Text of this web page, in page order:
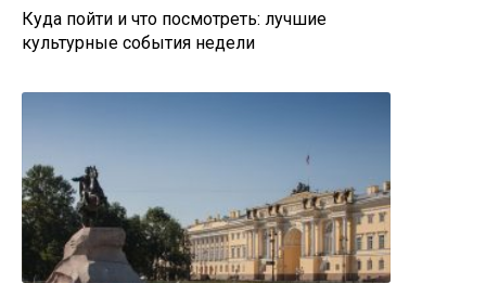
Куда пойти и что посмотреть: лучшие
культурные события недели